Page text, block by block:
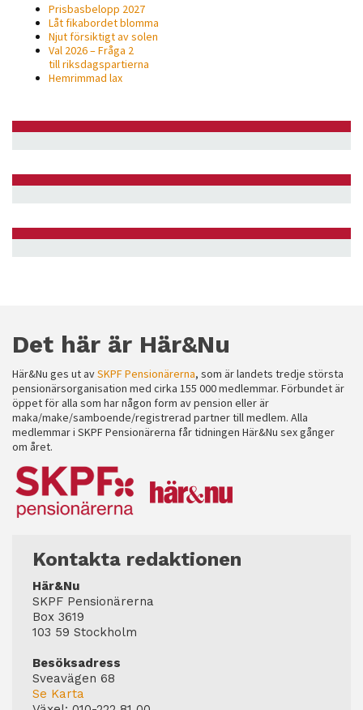
Prisbasbelopp 2027
Låt fikabordet blomma
Njut försiktigt av solen
Val 2026 – Fråga 2
till riksdagspartierna
Hemrimmad lax
Det här är Här&Nu
Här&Nu ges ut avSKPF Pensionärerna, som är landets tredje största
pensionärsorganisation med cirka 155 000 medlemmar. Förbundet är
öppet för alla som har någon form av pension eller är
maka/make/samboende/registrerad partner till medlem. Alla
medlemmar i SKPF Pensionärerna får tidningen Här&Nu sex gånger
om året.
Kontakta redaktionen
Här&Nu
SKPF Pensionärerna
Box 3619
103 59 Stockholm
Besöksadress
Sveavägen 68
Se Karta